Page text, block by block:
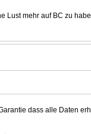
Lust mehr auf BC zu
dass alle Daten